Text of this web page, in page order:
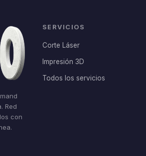
Red
con
SERVICIOS
Corte Láser
Impresión 3D
Todos los servicios